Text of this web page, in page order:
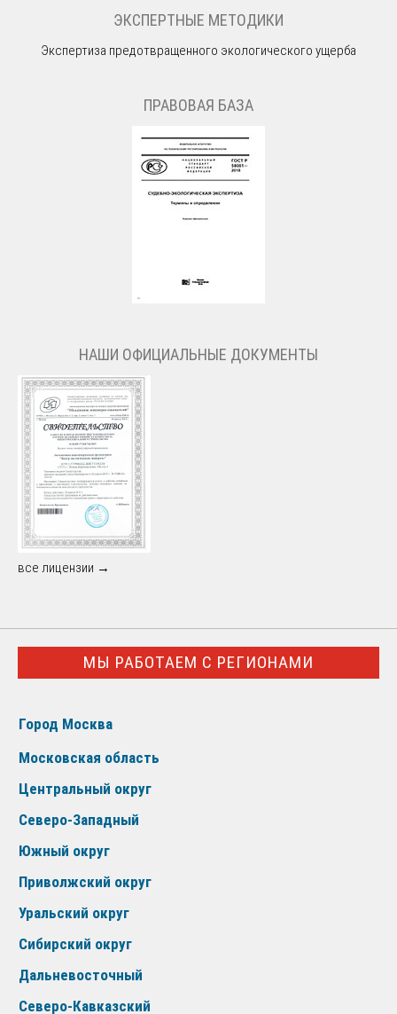
ЭКСПЕРТНЫЕ МЕТОДИКИ
Экспертиза предотвращенного экологического ущерба
ПРАВОВАЯ БАЗА
НАШИ ОФИЦИАЛЬНЫЕ ДОКУМЕНТЫ
все лицензии →
МЫ РАБОТАЕМ С РЕГИОНАМИ
Город Москва
Московская область
Центральный округ
Северо-Западный
Южный округ
Приволжский округ
Уральский округ
Сибирский округ
Дальневосточный
Северо-Кавказский